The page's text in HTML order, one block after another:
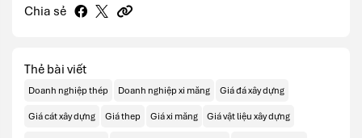
Chia sẻ
Thẻ bài viết
Doanh nghiệp thép Doanh nghiệp xi măng Giá đá xây dựng
Giá cát xây dựng Giá thep Giá xi măng Giá vật liệu xây dựng